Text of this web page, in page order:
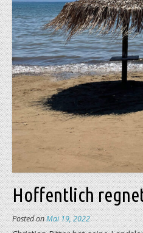
Hoffentlich
Posted onMai 19, 2022